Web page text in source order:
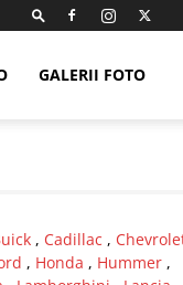
GALERII FOTO
, Cadillac ,
, Honda , Hummer,